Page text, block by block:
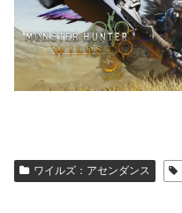
ワイルズ：アセンダンス